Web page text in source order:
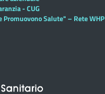
- CUG
Salute" – Rete WHP